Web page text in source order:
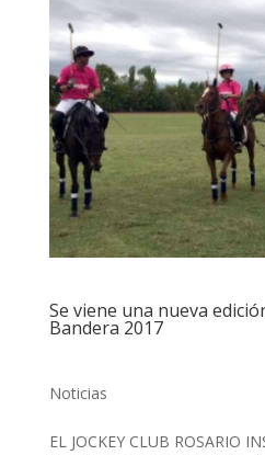
Se viene una nueva
Bandera 2017
Noticias
EL JOCKEY CLUB ROSARIO